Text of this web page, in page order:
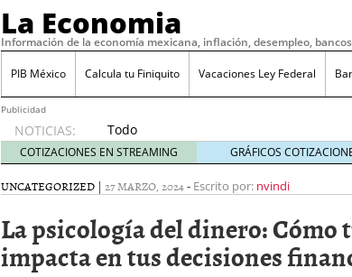
La Economia
Información de la economía mexicana, inflación, desempleo,
PIB México Calcula tu Finiquito Vacaciones Ley Federal
Publicidad
NOTICIAS:
Todo
sobre
SIFX:
análisis
opiniones,
regulación,
seguridad
COTIZACIONES EN STREAMING GRÁFICOS
UNCATEGORIZED | 27 MARZO, 2024- Escrito por: nvindi
La psicología del dinero:
impacta en tus decisiones